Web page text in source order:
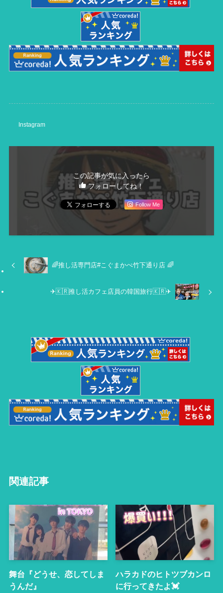
Instagram
この記事が気に入ったら
フォローしてね！
Follow Me
🌈推し活専門店#こぐまかぺ竹下通り店 🌈
✈🇰🇷推し活カフェ店員の韓国旅行🇰🇷✈
関連記事
舞台『どうせ、恋してしま
うんだ』
ハラカドのヒトツブカンロ
に行ってきたよ💓